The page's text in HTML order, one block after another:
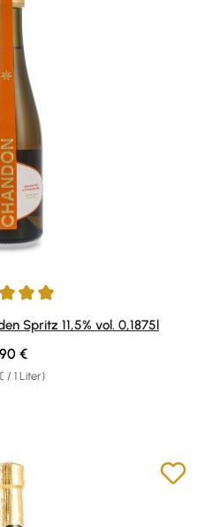
von 5 von 5 Sternen
Spritz 11,5% vol. 0,1875l
/ 1 Liter)
Preis:
€